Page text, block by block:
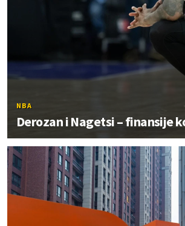
NBA
Derozan i Nagetsi – finansije